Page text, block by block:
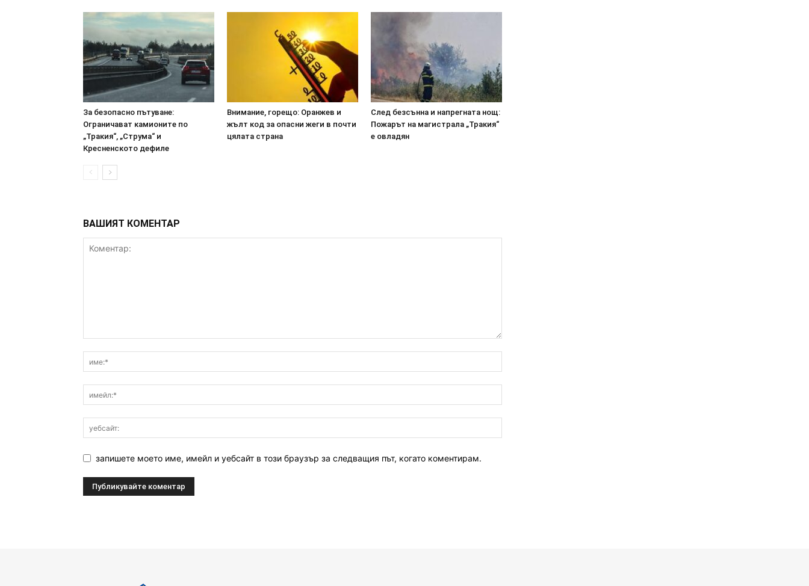
За безопасно пътуване:
Ограничават камионите по
„Тракия“, „Струма“ и
Кресненското дефиле
Внимание, горещо: Оранжев и
жълт код за опасни жеги в почти
цялата страна
След безсънна и напрегната нощ:
Пожарът на магистрала „Тракия“
е овладян
ВАШИЯТ КОМЕНТАР
запишете моето име, имейл и уебсайт в този браузър за следващия път, когато коментирам.